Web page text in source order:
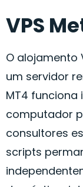
VPS
O alojamento
um servidor
MT4 funciona
computador
consultores
scripts